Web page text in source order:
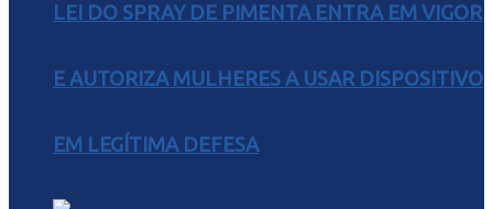
LEI DO SPRAY DE PIMENTA ENTRA EM VIGOR
E AUTORIZA MULHERES A USAR DISPOSITIVO
EM LEGÍTIMA DEFESA